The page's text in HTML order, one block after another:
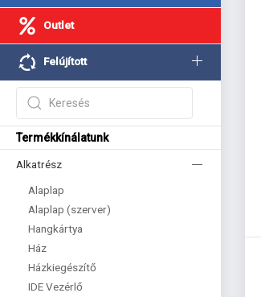
Outlet
Felújított
Termékkínálatunk
Alkatrész
Alaplap
Alaplap (szerver)
Hangkártya
Ház
Házkiegészítő
IDE Vezérlő